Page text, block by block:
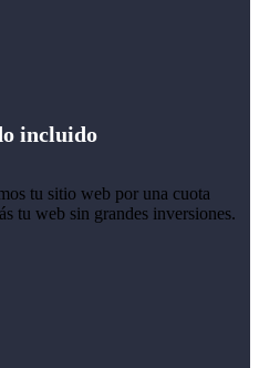
incluido
tu sitio web por una cuota
tu web sin grandes inversiones.